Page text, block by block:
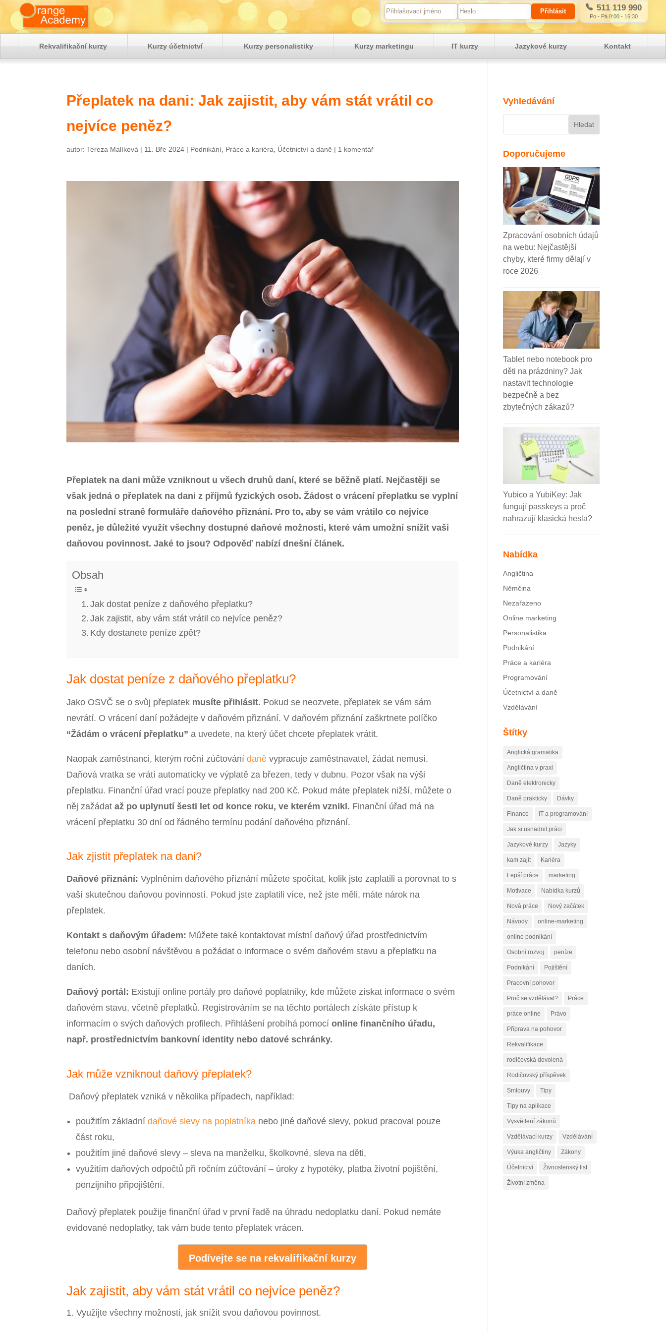
511 119 990
Po - Pá 8:00 - 16:30
Rekvalifikační kurzy Kurzy účetnictví Kurzy personalistiky Kurzy marketingu IT kurzy Jazykové kurzy Kontakt
Přeplatek na dani: Jak zajistit, aby vám stát vrátil co
nejvíce peněz?
autor:Tereza Malíková | 11. Bře 2024 | Podnikání Práce a kariéra Účetnictví a daně | 1 komentář
Přeplatek na dani může vzniknout u všech druhů daní, které se běžně platí. Nejčastěji se
však jedná o přeplatek na dani z příjmů fyzických osob. Žádost o vrácení přeplatku se vyplní
na poslední straně formuláře daňového přiznání. Pro to, aby se vám vrátilo co nejvíce
peněz, je důležité využít všechny dostupné daňové možnosti, které vám umožní snížit vaši
daňovou povinnost. Jaké to jsou? Odpověď nabízí dnešní článek.
Obsah
Jak dostat peníze z daňového přeplatku?
Jak zajistit, aby vám stát vrátil co nejvíce peněz?
Kdy dostanete peníze zpět?
Jak dostat peníze z daňového přeplatku?
Jako OSVČ se o svůj přeplatek musíte přihlásit. Pokud se neozvete, přeplatek se vám sám
nevrátí. O vrácení daní požádejte v daňovém přiznání. V daňovém přiznání zaškrtnete políčko
“Žádám o vrácení přeplatku” a uvedete, na který účet chcete přeplatek vrátit.
Naopak zaměstnanci, kterým roční zúčtovánídaně vypracuje zaměstnavatel, žádat nemusí.
Daňová vratka se vrátí automaticky ve výplatě za březen, tedy v dubnu. Pozor však na výši
přeplatku. Finanční úřad vrací pouze přeplatky nad 200 Kč. Pokud máte přeplatek nižší, můžete o
něj zažádataž po uplynutí šesti let od konce roku, ve kterém vznikl. Finanční úřad má na
vrácení přeplatku 30 dní od řádného termínu podání daňového přiznání.
Jak zjistit přeplatek na dani?
Daňové přiznání: Vyplněním daňového přiznání můžete spočítat, kolik jste zaplatili a porovnat to s
vaší skutečnou daňovou povinností. Pokud jste zaplatili více, než jste měli, máte nárok na
přeplatek.
Kontakt s daňovým úřadem: Můžete také kontaktovat místní daňový úřad prostřednictvím
telefonu nebo osobní návštěvou a požádat o informace o svém daňovém stavu a přeplatku na
daních.
Daňový portál: Existují online portály pro daňové poplatníky, kde můžete získat informace o svém
daňovém stavu, včetně přeplatků. Registrováním se na těchto portálech získáte přístup k
informacím o svých daňových profilech. Přihlášení probíhá pomocíonline finančního úřadu,
např. prostřednictvím bankovní identity nebo datové schránky.
Jak může vzniknout daňový přeplatek?
Daňový přeplatek vzniká v několika případech, například:
použitím základní daňové slevy na poplatníka nebo jiné daňové slevy, pokud pracoval pouze
část roku,
použitím jiné daňové slevy – sleva na manželku, školkovné, sleva na děti,
využitím daňových odpočtů při ročním zúčtování – úroky z hypotéky, platba životní pojištění,
penzijního připojištění.
Daňový přeplatek použije finanční úřad v první řadě na úhradu nedoplatku daní. Pokud nemáte
evidované nedoplatky, tak vám bude tento přeplatek vrácen.
Podívejte se na rekvalifikační kurzy
Jak zajistit, aby vám stát vrátil co nejvíce peněz?
Využijte všechny možnosti, jak snížit svou daňovou povinnost.
Vyhledávání
Doporučujeme
Zpracování osobních údajů
na webu: Nejčastější
chyby, které firmy dělají v
roce 2026
Tablet nebo notebook pro
děti na prázdniny? Jak
nastavit technologie
bezpečně a bez
zbytečných zákazů?
Yubico a YubiKey: Jak
fungují passkeys a proč
nahrazují klasická hesla?
Nabídka
Angličtina
Němčina
Nezařazeno
Online marketing
Personalistika
Podnikání
Práce a kariéra
Programování
Účetnictví a daně
Vzdělávání
Štítky
Anglická gramatika
Angličtina v praxi
Daně elektronicky
Daně prakticky Dávky
Finance IT a programování
Jak si usnadnit práci
Jazykové kurzy Jazyky
kam zajít Kariéra
Lepší práce marketing
Motivace Nabídka kurzů
Nová práce Nový začátek
Návody online-marketing
online podnikání
Osobní rozvoj peníze
Podnikání Pojištění
Pracovní pohovor
Proč se vzdělávat? Práce
práce online Právo
Příprava na pohovor
Rekvalifikace
rodičovská dovolená
Rodičovský příspěvek
Smlouvy Tipy
Tipy na aplikace
Vysvětlení zákonů
Vzdělávací kurzy Vzdělávání
Výuka angličtiny Zákony
Účetnictví Živnostenský list
Životní změna